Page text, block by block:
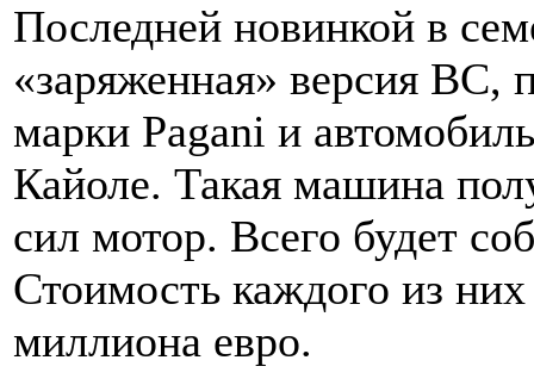
Последней новинкой в
«заряженная» версия BC,
марки Pagani и
Кайоле. Такая машина
сил мотор. Всего будет
Стоимость каждого из
миллиона евро.